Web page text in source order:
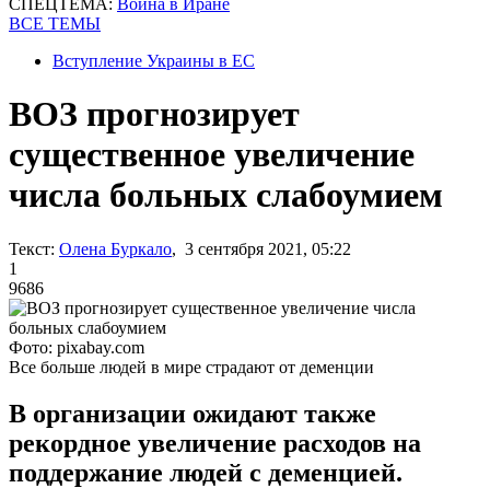
СПЕЦТЕМА: Война в Иране
ВСЕ ТЕМЫ
Вступление Украины в ЕС
ВОЗ прогнозирует
существенное увеличение
числа больных слабоумием
Текст: Олена Буркало, 3 сентября 2021, 05:22
1
9686
Фото: pixabay.com
Все больше людей в мире страдают от деменции
В организации ожидают также
рекордное увеличение расходов на
поддержание людей с деменцией.